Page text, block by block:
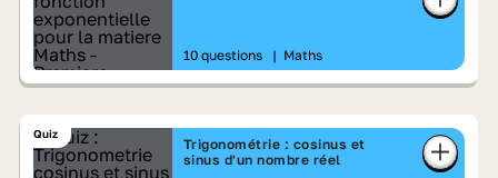
10 questions | Maths
Quiz
Trigonométrie : cosinus et
sinus d'un nombre réel